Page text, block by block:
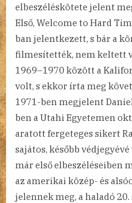
elbeszéléskötete jelent
Első, Welcome to Hard
ban jelentkezett, s bár a
filmesítették, nem keltett
1969–1970 között a
volt, s ekkor írta meg
1971-ben megjelent
ben a Utahi Egyetemen
aratott fergeteges sikert
sajátos, később
már első elbeszéléseiben
az amerikai közép- és
jelennek meg, a haladó